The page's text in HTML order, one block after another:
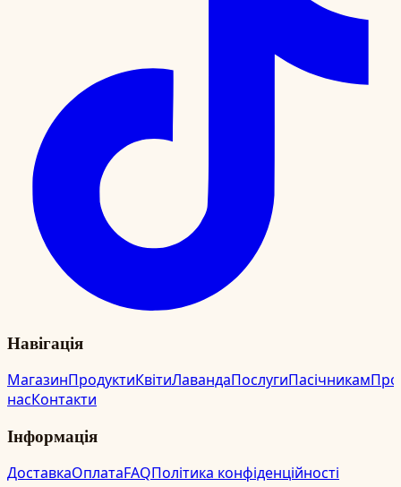
Навігація
МагазинПродуктиКвітиЛавандаПослугиПасічникамПро
насКонтакти
Інформація
ДоставкаОплатаFAQПолітика конфіденційності